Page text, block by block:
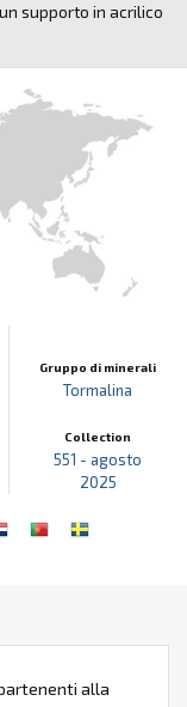
supporto in acrilico
Gruppo di minerali
Tormalina
Collection
551 - agosto
2025
alla